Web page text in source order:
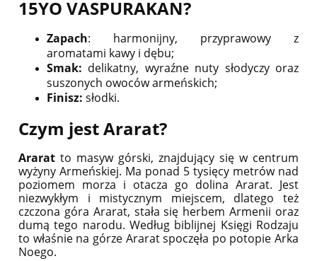
15YO VASPURAKAN?
Zapach: harmonijny, przyprawowy z
aromatami kawy i dębu;
Smak: delikatny, wyraźne nuty słodyczy oraz
suszonych owoców armeńskich;
Finisz: słodki.
Czym jest Ararat?
Ararat to masyw górski, znajdujący się w centrum
wyżyny Armeńskiej. Ma ponad 5 tysięcy metrów nad
poziomem morza i otacza go dolina Ararat. Jest
niezwykłym i mistycznym miejscem, dlatego też
czczona góra Ararat, stała się herbem Armenii oraz
dumą tego narodu. Według biblijnej Księgi Rodzaju
to właśnie na górze Ararat spoczęła po potopie Arka
Noego.